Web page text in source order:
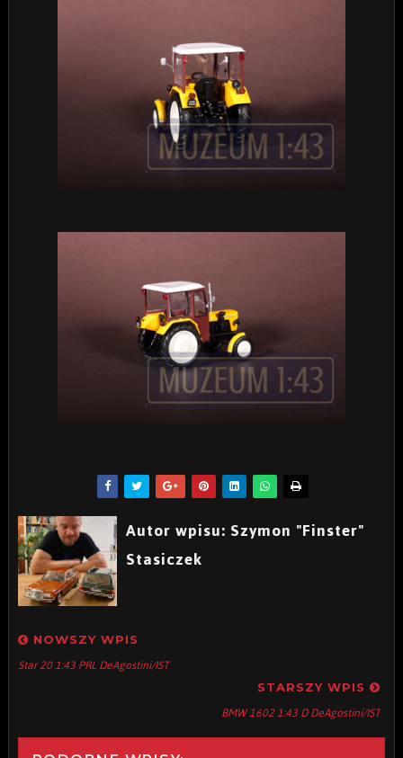
Autor wpisu: Szymon "Finster"
Stasiczek
NOWSZY WPIS
Star 20 1:43 PRL DeAgostini/IST
STARSZY WPIS
BMW 1602 1:43 D DeAgostini/IST